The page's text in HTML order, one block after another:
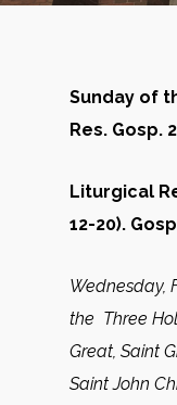
Sunday of
Res. Gosp.
Liturgical
12-20).
Wednesday,
the Three
Great, Saint
Saint John